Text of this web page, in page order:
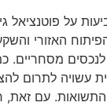
על פוטנציאל
האזורי
מסחריים.
עשויה לתרום
התשואות. עם